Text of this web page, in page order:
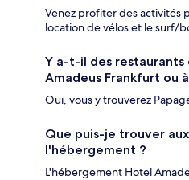
Venez profiter des activités
location de vélos et le surf/
Y a-t-il des
Amadeus Frankfurt ou
Oui, vous y trouverez
Que puis-je trouver
l'hébergement ?
L'hébergement Hotel